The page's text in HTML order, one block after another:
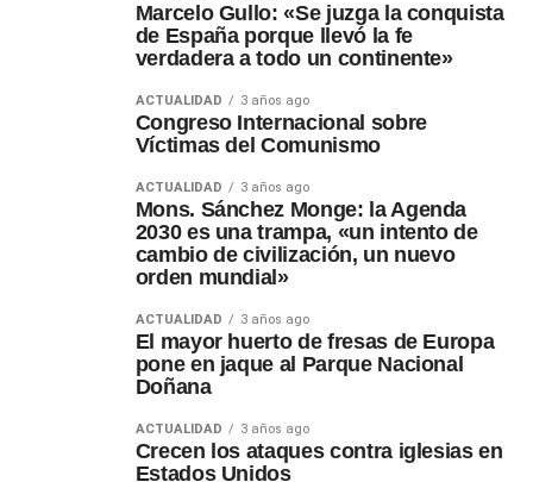
Marcelo Gullo: «Se juzga la conquista
de España porque llevó la fe
verdadera a todo un continente»
ACTUALIDAD 3 años ago
Congreso Internacional sobre
Víctimas del Comunismo
ACTUALIDAD 3 años ago
Mons. Sánchez Monge: la Agenda
2030 es una trampa, «un intento de
cambio de civilización, un nuevo
orden mundial»
ACTUALIDAD 3 años ago
El mayor huerto de fresas de Europa
pone en jaque al Parque Nacional
Doñana
ACTUALIDAD 3 años ago
Crecen los ataques contra iglesias en
Estados Unidos